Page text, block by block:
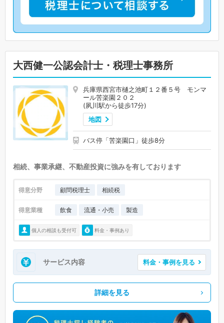
大西健一公認会計士・税理士事務所
兵庫県西宮市樋之池町１２番５号 モンマ
ール苦楽園２０２
(夙川駅から徒歩17分)
地図
バス停「苦楽園口」徒歩8分
相続、事業承継、不動産投資に強みを有しております
得意分野 顧問税理士 相続税
得意業種 飲食 流通・小売 製造
個人の相談も受付可 料金・事例あり
サービス内容 料金・事例を見る
詳細を見る